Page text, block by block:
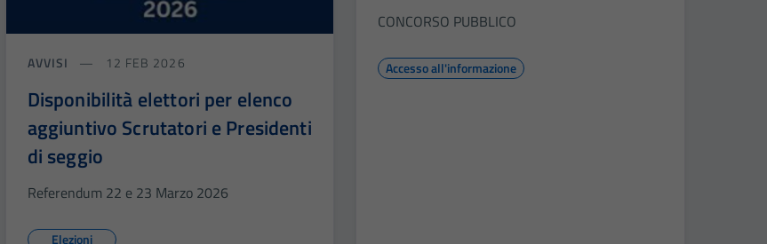
AVVISI 12 FEB 2026
Disponibilità elettori per elenco
aggiuntivo Scrutatori e Presidenti
di seggio
Referendum 22 e 23 Marzo 2026
Elezioni
CONCORSO PUBBLICO
Accesso all'informazione